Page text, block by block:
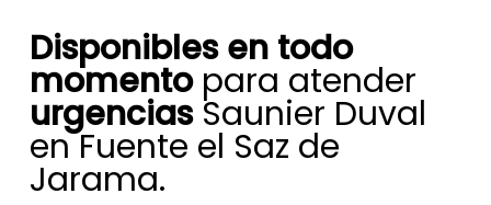
Disponibles en todo
momentopara atender
urgenciasSaunier Duval
en Fuente el Saz de
Jarama.